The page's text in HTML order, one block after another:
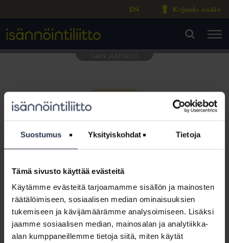
Suostumus Yksityiskohdat Tietoja
Tämä sivusto käyttää evästeitä
Käytämme evästeitä tarjoamamme sisällön ja mainosten
räätälöimiseen, sosiaalisen median ominaisuuksien
tukemiseen ja kävijämäärämme analysoimiseen. Lisäksi
jaamme sosiaalisen median, mainosalan ja analytiikka-
alan kumppaneillemme tietoja siitä, miten käytät
EN Kirjaudu sisään
Tämä osio on rajattu
Isännöintiliiton jäsenyritysten
henkilökunnalle